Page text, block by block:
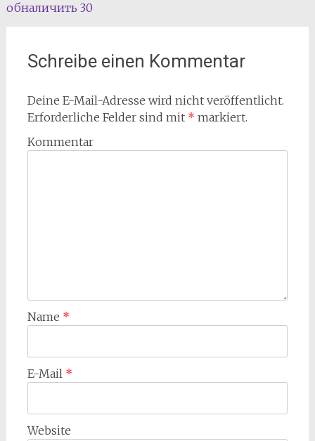
обналичить 30
Schreibe einen Kommentar
Deine E-Mail-Adresse wird nicht veröffentlicht.
Erforderliche Felder sind mit * markiert.
Kommentar
Name *
E-Mail *
Website